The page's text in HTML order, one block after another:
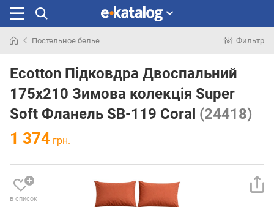
раньше
Постельное белье Фильтр
Ecotton Підковдра Двоспальний
175х210 Зимова колекція Super
Soft Фланель SB-119 Coral (24418)
1 374 грн.
в список